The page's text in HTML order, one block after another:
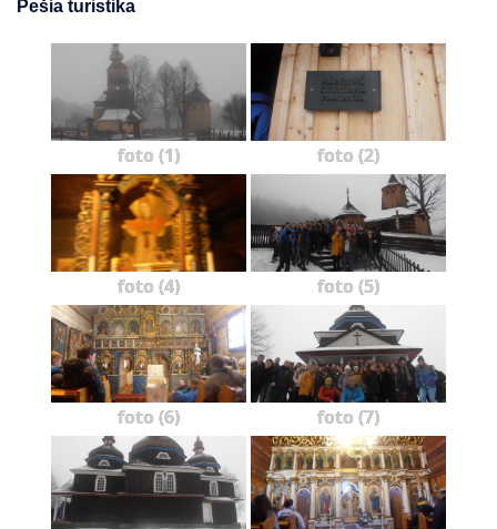
Pešia turistika
foto (1) foto (2)
foto (4) foto (5)
foto (6) foto (7)